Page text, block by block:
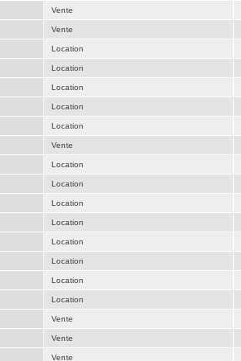
Vente
Vente
Location
Location
Location
Location
Location
Vente
Location
Location
Location
Location
Location
Location
Location
Location
Vente
Vente
Vente